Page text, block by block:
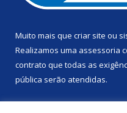
Muito mais que criar site ou
Realizamos uma assessoria
contrato que todas as
pública serão atendidas.